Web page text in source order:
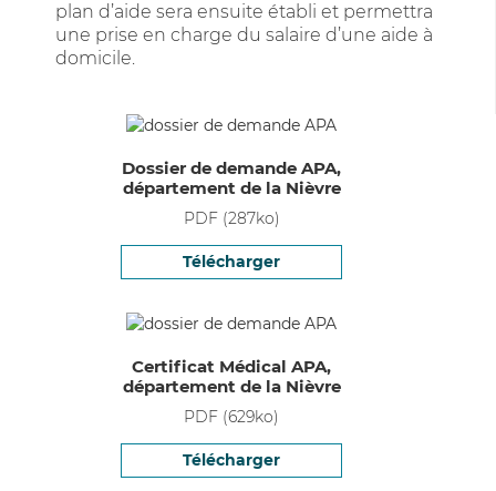
plan d’aide sera ensuite établi et permettra
une prise en charge du salaire d’une aide à
domicile.
Dossier de demande APA,
département de la Nièvre
PDF(287ko)
Télécharger
Certificat Médical APA,
département de la Nièvre
PDF (629ko)
Télécharger